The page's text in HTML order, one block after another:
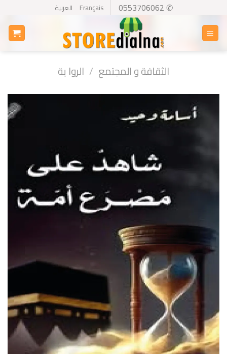
content
✆ 0553706062
Français العربية
الثقافة و المجتمع / الروا ية